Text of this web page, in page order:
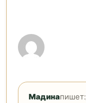
Мадинапишет: